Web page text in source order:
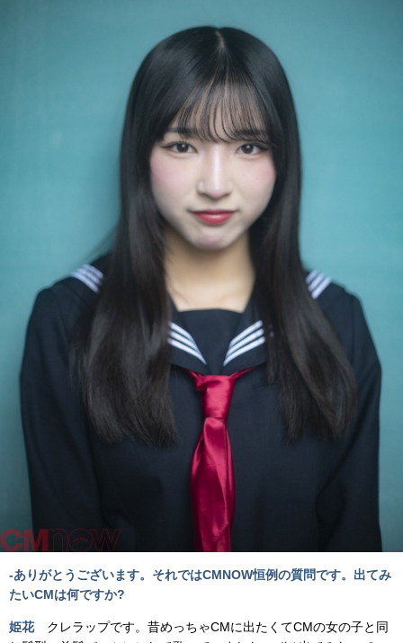
-ありがとうございます。それではCMNOW恒例の質問です。出てみ
たいCMは何ですか?
姫花クレラップです。昔めっちゃCMに出たくてCMの女の子と同